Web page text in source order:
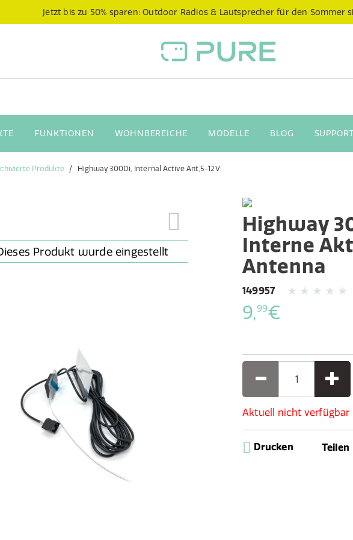
Jetzt bis zu 50% sparen: Outdoor Radios & Lautsprecher für den Sommer
FUNKTIONEN WOHNBEREICHE MODELLE BLOG
Produkte Highway 300Di, Internal Active Ant,5-12V
Highway
Interne
Antenna
149957
9,99€
Aktuell nicht verfügbar
Drucken Teilen